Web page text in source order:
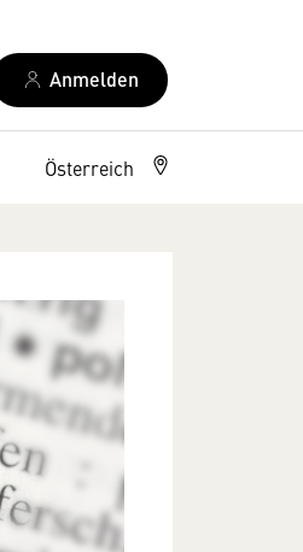
Anmelden
Österreich